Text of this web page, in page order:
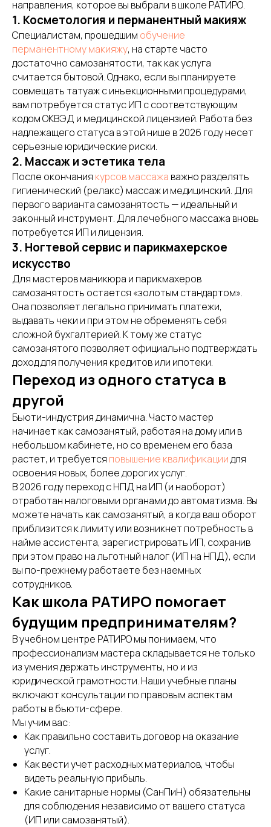
направления, которое вы выбрали в школе РАТИРО.
1. Косметология и перманентный макияж
Специалистам, прошедшим обучение
перманентному макияжу, на старте часто
достаточно самозанятости, так как услуга
считается бытовой. Однако, если вы планируете
совмещать татуаж с инъекционными процедурами,
вам потребуется статус ИП с соответствующим
кодом ОКВЭД и медицинской лицензией. Работа без
надлежащего статуса в этой нише в 2026 году несет
серьезные юридические риски.
2. Массаж и эстетика тела
После окончания курсов массажа важно разделять
гигиенический (релакс) массаж и медицинский. Для
первого варианта самозанятость — идеальный и
законный инструмент. Для лечебного массажа вновь
потребуется ИП и лицензия.
3. Ногтевой сервис и парикмахерское
искусство
Для мастеров маникюра и парикмахеров
самозанятость остается «золотым стандартом».
Она позволяет легально принимать платежи,
выдавать чеки и при этом не обременять себя
сложной бухгалтерией. К тому же статус
самозанятого позволяет официально подтверждать
доход для получения кредитов или ипотеки.
Переход из одного статуса в
другой
Бьюти-индустрия динамична. Часто мастер
начинает как самозанятый, работая на дому или в
небольшом кабинете, но со временем его база
растет, и требуется повышение квалификациидля
освоения новых, более дорогих услуг.
В 2026 году переход с НПД на ИП (и наоборот)
отработан налоговыми органами до автоматизма. Вы
можете начать как самозанятый, а когда ваш оборот
приблизится к лимиту или возникнет потребность в
найме ассистента, зарегистрировать ИП, сохранив
при этом право на льготный налог (ИП на НПД), если
вы по-прежнему работаете без наемных
сотрудников.
Как школа РАТИРО помогает
будущим предпринимателям?
В учебном центре РАТИРО мы понимаем, что
профессионализм мастера складывается не только
из умения держать инструменты, но и из
юридической грамотности. Наши учебные планы
включают консультации по правовым аспектам
работы в бьюти-сфере.
Мы учим вас:
Как правильно составить договор на оказание
услуг.
Как вести учет расходных материалов, чтобы
видеть реальную прибыль.
Какие санитарные нормы (СанПиН) обязательны
для соблюдения независимо от вашего статуса
(ИП или самозанятый).
Смотрите так же
Остались вопросы
или можем помочь?
Если вы хотите больше узнать о
курсах РАТИРО или не знаете, какой
курс обучения выбрать, оставьте
заявку — мы перезвоним
+7
Нажимая на кнопку, вы даете согласие на обработку персональных данных и
политикой конфиденциальности
Отправить
г. Уфа, ул. Гагарина 10
ratiro-beauty@yandex.ru
+7 (917) 344-83-88
Мы всегда рады вашему звонку на связи с
понедельника по субботу